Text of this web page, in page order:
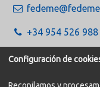
+34 954 526 988
Configuración de